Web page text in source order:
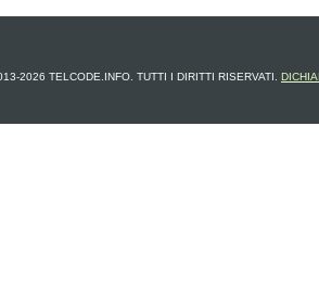
2026 TELCODE.INFO. TUTTI I DIRITTI RISERVATI.